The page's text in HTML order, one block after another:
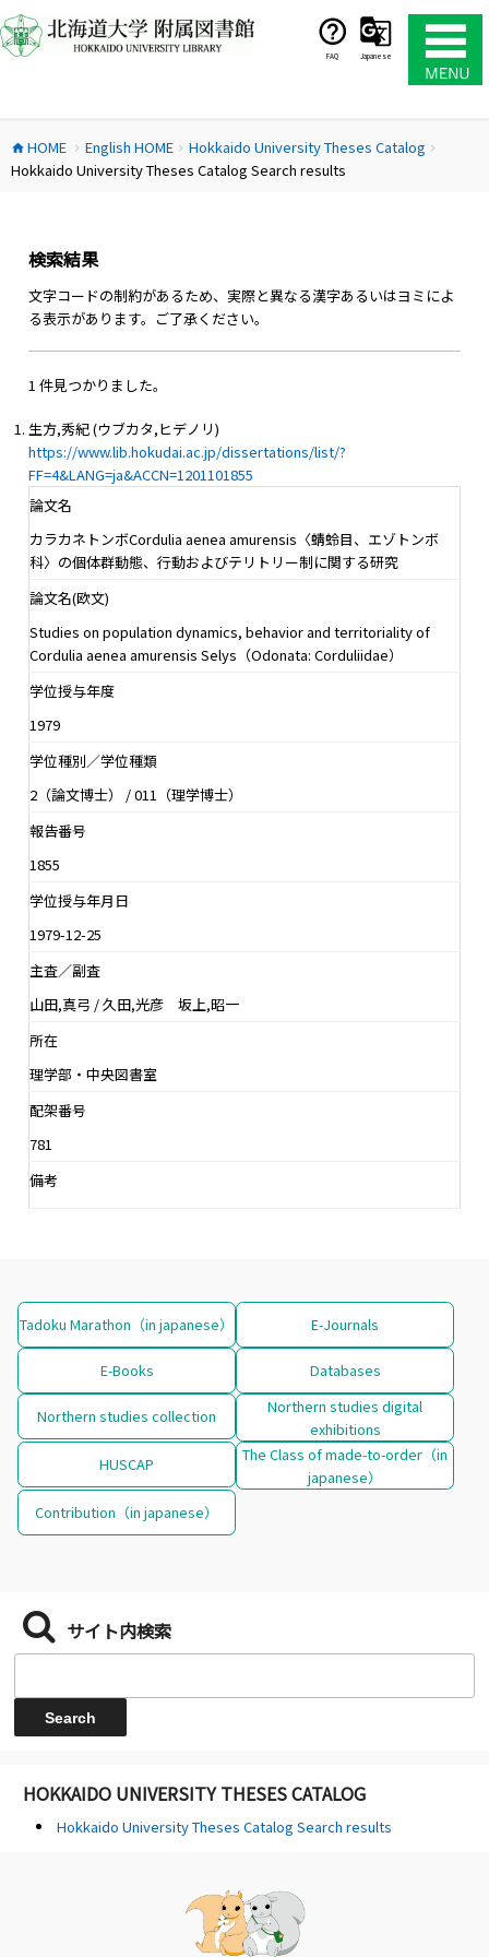
ン
テ
ス
キ
FAQ Japanese
home HOME chevron_right English HOMEchevron_right Hokkaido University Theses Catalog chevron_right
Hokkaido University Theses Catalog Search results
検索結果
文字コードの制約があるため、実際と異なる漢字あるいはヨミによ
る表示があります。ご了承ください。
1 件見つかりました。
生方,秀紀 (ウブカタ,ヒデノリ)
https://www.lib.hokudai.ac.jp/dissertations/list/?
FF=4&LANG=ja&ACCN=1201101855
論文名
カラカネトンボCordulia aenea amurensis〈蜻蛉目、エゾトンボ
科〉の個体群動態、行動およびテリトリー制に関する研究
論文名(欧文)
Studies on population dynamics, behavior and territoriality of
Cordulia aenea amurensis Selys（Odonata: Corduliidae）
学位授与年度
1979
学位種別／学位種類
2（論文博士） / 011（理学博士）
報告番号
1855
学位授与年月日
1979-12-25
主査／副査
山田,真弓 / 久田,光彦 坂上,昭一
所在
理学部・中央図書室
配架番号
781
備考
Tadoku Marathon（in japanese） E-Journals
E-Books Databases
Northern studies collection
Northern studies digital
exhibitions
HUSCAP
The Class of made-to-order（in
japanese）
Contribution（in japanese）
サイト内検索
HOKKAIDO UNIVERSITY THESES CATALOG
Hokkaido University Theses Catalog Search results